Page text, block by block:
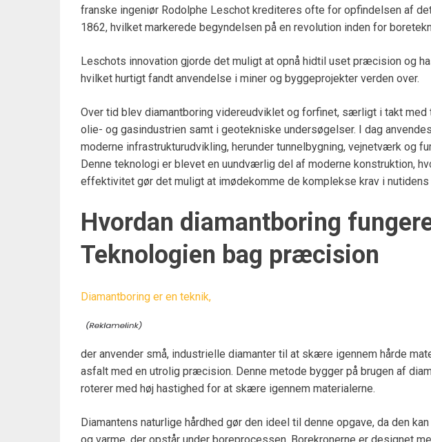
franske ingeniør Rodolphe Leschot krediteres ofte for opfindelsen af
1862, hvilket markerede begyndelsen på en revolution inden for
Leschots innovation gjorde det muligt at opnå hidtil uset præcision og
hvilket hurtigt fandt anvendelse i miner og byggeprojekter verden over.
Over tid blev diamantboring videreudviklet og forfinet, særligt i takt
olie- og gasindustrien samt i geotekniske undersøgelser. I dag
moderne infrastrukturudvikling, herunder tunnelbygning, vejnetværk og
Denne teknologi er blevet en uundværlig del af moderne konstruktion,
effektivitet gør det muligt at imødekomme de komplekse krav i
Hvordan diamantboring
Teknologien bag præcision
Diamantboring er en teknik,
der anvender små, industrielle diamanter til at skære igennem hårde
asfalt med en utrolig præcision. Denne metode bygger på brugen af
roterer med høj hastighed for at skære igennem materialerne.
Diamantens naturlige hårdhed gør den ideel til denne opgave, da den